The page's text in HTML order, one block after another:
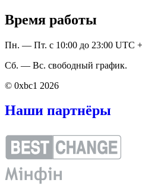
Время работы
Пн. — Пт. с 10:00 до 23:00 UTC
Сб. — Вс. свободный график.
© 0xbc1 2026
Наши партнёры